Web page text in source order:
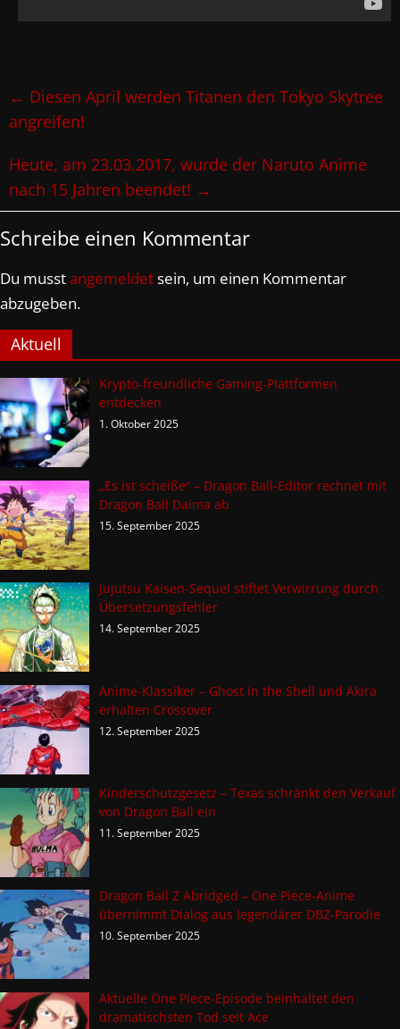
← Diesen April werden Titanen den Tokyo Skytree
angreifen!
Heute, am 23.03.2017, wurde der Naruto Anime
nach 15 Jahren beendet! →
Schreibe einen Kommentar
Du musstangemeldetsein, um einen Kommentar
abzugeben.
Aktuell
Krypto-freundliche Gaming-Plattformen
entdecken
1. Oktober 2025
„Es ist scheiße“ – Dragon Ball-Editor rechnet mit
Dragon Ball Daima ab
15. September 2025
Jujutsu Kaisen-Sequel stiftet Verwirrung durch
Übersetzungsfehler
14. September 2025
Anime-Klassiker – Ghost in the Shell und Akira
erhalten Crossover
12. September 2025
Kinderschutzgesetz – Texas schränkt den Verkauf
von Dragon Ball ein
11. September 2025
Dragon Ball Z Abridged – One Piece-Anime
übernimmt Dialog aus legendärer DBZ-Parodie
10. September 2025
Aktuelle One Piece-Episode beinhaltet den
dramatischsten Tod seit Ace